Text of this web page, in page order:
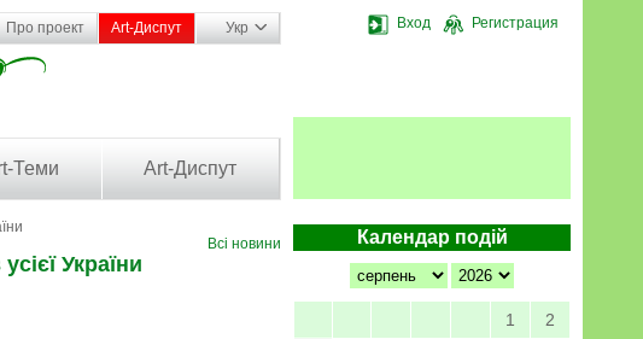
Вход Регистрация
Про проект Art-Диспут Укр
Теми Art-Диспут
Календар подій
1
2
Всі новини
України